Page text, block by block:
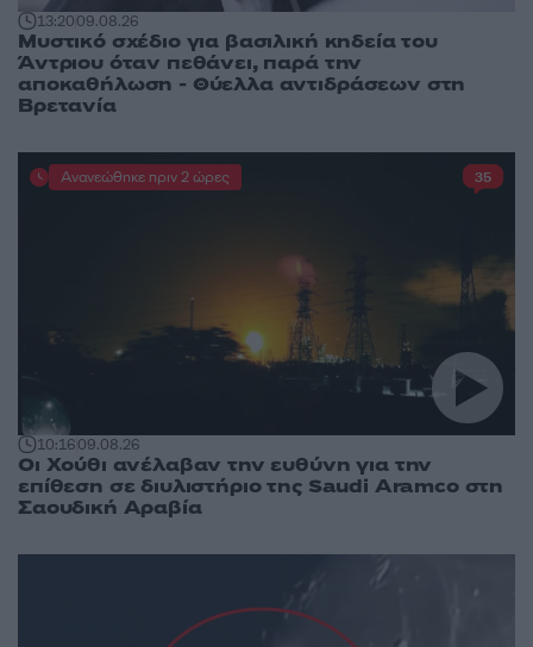
13:2009.08.26
Μυστικό σχέδιο για βασιλική κηδεία του
Άντριου όταν πεθάνει, παρά την
αποκαθήλωση - Θύελλα αντιδράσεων στη
Βρετανία
10:1609.08.26
Οι Χούθι ανέλαβαν την ευθύνη για την
επίθεση σε διυλιστήριο της Saudi Aramco στη
Σαουδική Αραβία
Ανανεώθηκε πριν 2 ώρες 35